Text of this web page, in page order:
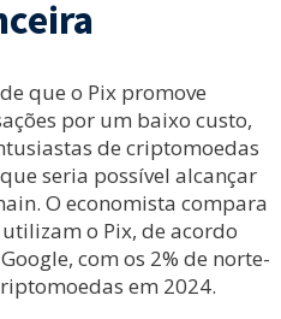
que o Pix promove
por um baixo custo,
de criptomoedas
seria possível alcançar
O economista compara
o Pix, de acordo
com os 2% de norte-
em 2024.